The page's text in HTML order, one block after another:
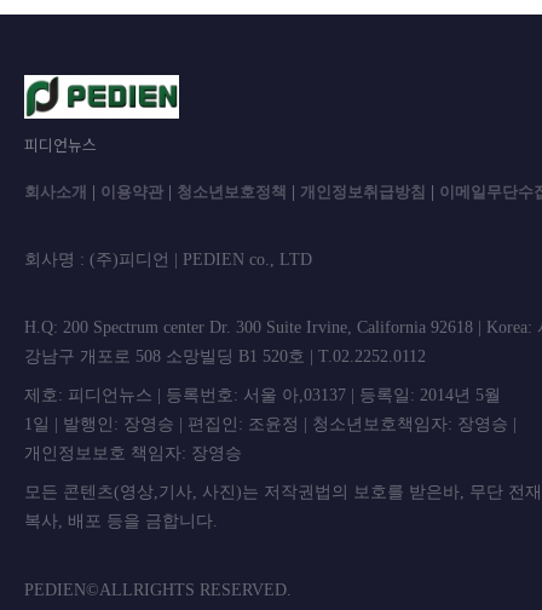
피디언뉴스
회사소개 이용약관 청소년보호정책 개인정보취급방침 이메일무단수
회사명 : (주)피디언 | PEDIEN co.,
H.Q: 200 Spectrum center Dr. 300 Suite Irvine, California 92618 | Korea:
강남구 개포로 508 소망빌딩 B1 520호 | T.02.2252.0112
제호: 피디언뉴스 | 등록번호: 서울 아,03137 | 등록일: 2014년 5월
1일 | 발행인: 장영승 | 편집인: 조윤정 | 청소년보호책임자: 장영승 |
개인정보보호 책임자: 장영승
모든 콘텐츠(영상,기사, 사진)는 저작권법의 보호를 받은바, 무단 전
복사, 배포 등을 금합니
PEDIEN©ALLRIGHTS RESERVED.